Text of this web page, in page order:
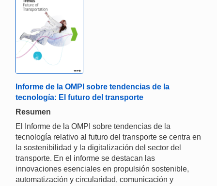
Informe de la OMPI sobre tendencias de la
tecnología: El futuro del transporte
Resumen
El Informe de la OMPI sobre tendencias de la
tecnología relativo al futuro del transporte se centra en
la sostenibilidad y la digitalización del sector del
transporte. En el informe se destacan las
innovaciones esenciales en propulsión sostenible,
automatización y circularidad, comunicación y